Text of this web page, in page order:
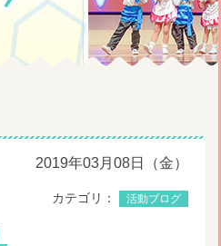
2019年03月08日（金）
カテゴリ： 活動ブログ